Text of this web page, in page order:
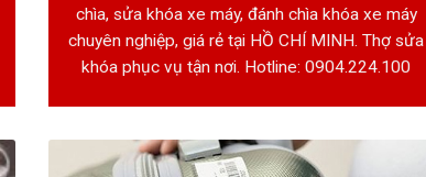
chìa, sửa khóa xe máy, đánh chìa khóa xe máy
chuyên nghiệp, giá rẻ tại HỒ CHÍ MINH. Thợ sửa
khóa phục vụ tận nơi. Hotline:0904.224.100